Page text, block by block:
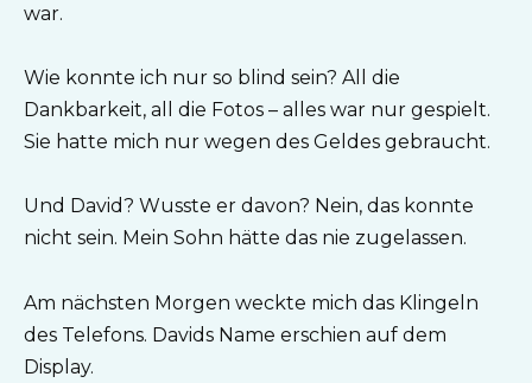
war.
Wie konnte ich nur so blind sein? All die
Dankbarkeit, all die Fotos – alles war nur gespielt.
Sie hatte mich nur wegen des Geldes gebraucht.
Und David? Wusste er davon? Nein, das konnte
nicht sein. Mein Sohn hätte das nie zugelassen.
Am nächsten Morgen weckte mich das Klingeln
des Telefons. Davids Name erschien auf dem
Display.